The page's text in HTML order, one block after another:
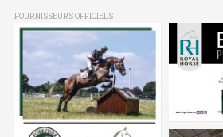
FOURNISSEURS OFFICIELS